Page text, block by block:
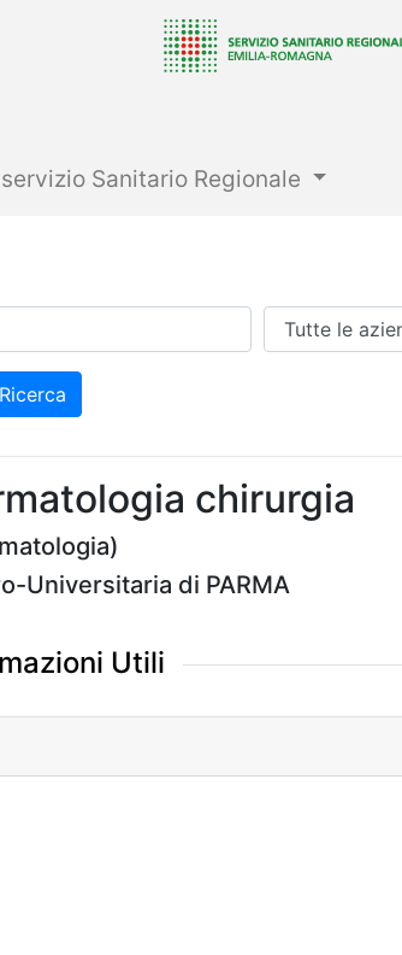
Sanitario Regionale
Azienda
Ricerca
chirurgia
Universitaria di PARMA
Utili